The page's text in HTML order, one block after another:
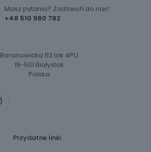
+48 510 980 782
Masz pytania? Zadzwoń do nas!
Baranowicka 113 lok 4PU
15-501 Białystok
Polska
Przydatne linki